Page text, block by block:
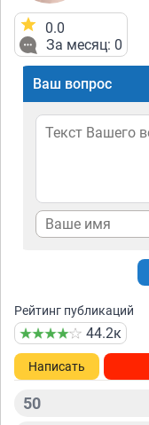
0.0
За месяц: 0
Ваш вопрос
Рейтинг публикаций
44.2к
Написать
50